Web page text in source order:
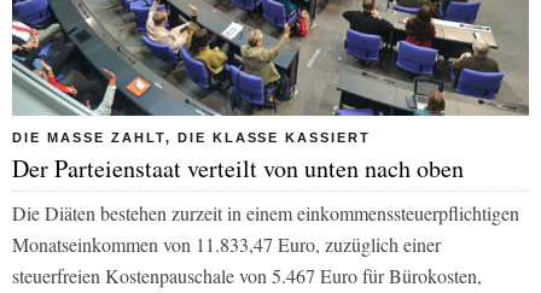
DIE MASSE ZAHLT, DIE KLASSE KASSIERT
Der Parteienstaat verteilt von unten nach oben
Die Diäten bestehen zurzeit in einem einkommenssteuerpflichtigen
Monatseinkommen von 11.833,47 Euro, zuzüglich einer
steuerfreien Kostenpauschale von 5.467 Euro für Bürokosten,